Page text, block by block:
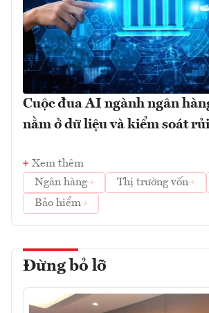
Cuộc đua AI ngành ngân
nằm ở dữ liệu và kiểm soát
Xem thêm
Ngân hàng
Thị trường vốn
Bảo hiểm
Đừng bỏ lỡ